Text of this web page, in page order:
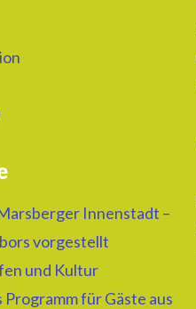
Innenstadt –
vorgestellt
und Kultur
für Gäste aus